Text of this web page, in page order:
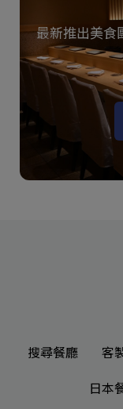
最新推出美食
搜尋餐廳 客
日本